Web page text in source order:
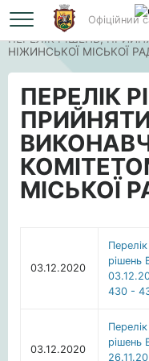
Офіційний
Головна
ПЕРЕЛІК РІШЕНЬ,
НІЖИНСЬКОЇ МІСЬКОЇ
ПЕРЕЛІК
МІСЬКОЇ
03.12.2020
рішень
430 -
03.12.2020
рішень